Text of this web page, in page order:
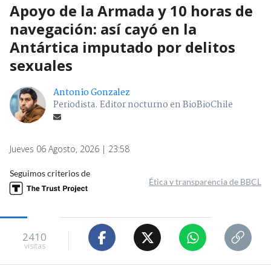
Apoyo de la Armada y 10 horas de
navegación: así cayó en la
Antártica imputado por delitos
sexuales
Antonio Gonzalez
Periodista. Editor nocturno en BioBioChile
Jueves 06 Agosto, 2026 | 23:58
Seguimos criterios de
Ética y transparencia de BBCL
2410
visitas